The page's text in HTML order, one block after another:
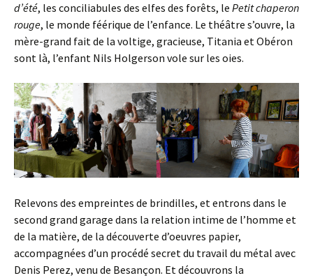
d’été, les conciliabules des elfes des forêts, le Petit chaperon
rouge, le monde féérique de l’enfance. Le théâtre s’ouvre, la
mère-grand fait de la voltige, gracieuse, Titania et Obéron
sont là, l’enfant Nils Holgerson vole sur les oies.
Relevons des empreintes de brindilles, et entrons dans le
second grand garage dans la relation intime de l’homme et
de la matière, de la découverte d’oeuvres papier,
accompagnées d’un procédé secret du travail du métal avec
Denis Perez, venu de Besançon. Et découvrons la